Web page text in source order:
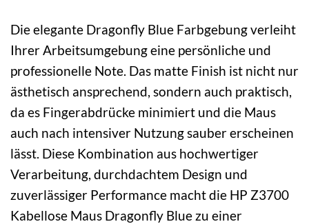
Die elegante Dragonfly Blue Farbgebung verleiht
Ihrer Arbeitsumgebung eine persönliche und
professionelle Note. Das matte Finish ist nicht nur
ästhetisch ansprechend, sondern auch praktisch,
da es Fingerabdrücke minimiert und die Maus
auch nach intensiver Nutzung sauber erscheinen
lässt. Diese Kombination aus hochwertiger
Verarbeitung, durchdachtem Design und
zuverlässiger Performance macht die HP Z3700
Kabellose Maus Dragonfly Blue zu einer